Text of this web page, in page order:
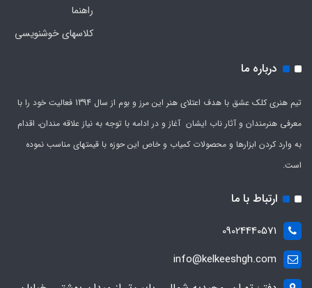
راهنما
کلاسهای خوشنویسی
درباره ما
تیم هنری کلک عشق با هدف اعتلای هنر این مرز و بوم از سال 1394 فعالیت خود را با
معرفی هنرمندان و آثار ناب ایشان آغاز و در ادامه با توجه به نیاز علاقه مندان، اقدام
به وارد کردن ابزارها و محصولات کمیاب و خاص این حوزه با قیمتهای مناسب نموده
است.
ارتباط با ما
09024440571
info@kelkeeshgh.com